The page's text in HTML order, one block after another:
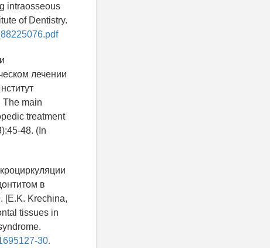
intraosseous
of Dentistry.
лечении
The main
treatment
48. (In
в
[E.K. Krechina,
tissues in
30.